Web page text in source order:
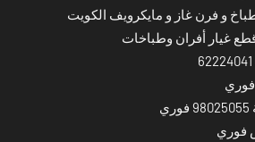
و فرن غاز و مايكرويف الكويت
غيار أفران وطباخات
فوري
فوري